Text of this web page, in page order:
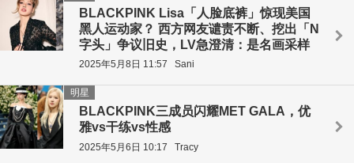
BLACKPINK Lisa「人脸底裤」惊现美国
黑人运动家？ 西方网友谴责不断、挖出「N
字头」争议旧史，LV急澄清：是名画采样
2025年5月8日 11:57 Sani
BLACKPINK三成员闪耀MET GALA，优
雅vs干练vs性感
明星
2025年5月6日 10:17 Tracy